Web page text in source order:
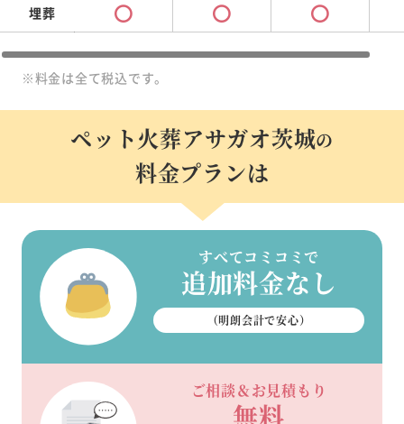
埋葬
※料金は全て税込です。
ペット火葬アサガオ茨城の
料金プランは
すべてコミコミで
追加料金なし
（明朗会計で安心）
ご相談＆お見積もり
無料